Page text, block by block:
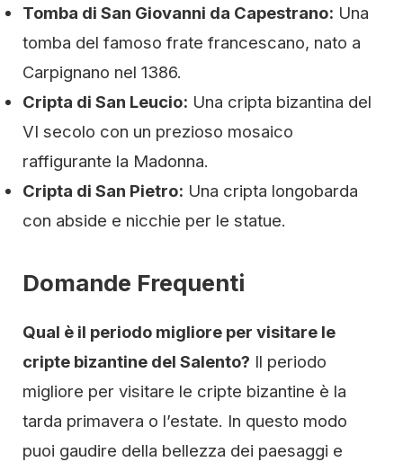
Tomba di San Giovanni da Capestrano: Una
tomba del famoso frate francescano, nato a
Carpignano nel 1386.
Cripta di San Leucio: Una cripta bizantina del
VI secolo con un prezioso mosaico
raffigurante la Madonna.
Cripta di San Pietro: Una cripta longobarda
con abside e nicchie per le statue.
Domande Frequenti
Qual è il periodo migliore per visitare le
cripte bizantine del Salento? Il periodo
migliore per visitare le cripte bizantine è la
tarda primavera o l’estate. In questo modo
puoi gaudire della bellezza dei paesaggi e